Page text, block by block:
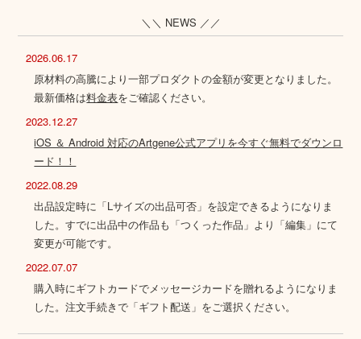
＼＼ NEWS ／／
2026.06.17
原材料の高騰により一部プロダクトの金額が変更となりました。
最新価格は料金表をご確認ください。
2023.12.27
iOS ＆ Android 対応のArtgene公式アプリを今すぐ無料でダウンロ
ード！！
2022.08.29
出品設定時に「Lサイズの出品可否」を設定できるようになりま
した。すでに出品中の作品も「つくった作品」より「編集」にて
変更が可能です。
2022.07.07
購入時にギフトカードでメッセージカードを贈れるようになりま
した。注文手続きで「ギフト配送」をご選択ください。